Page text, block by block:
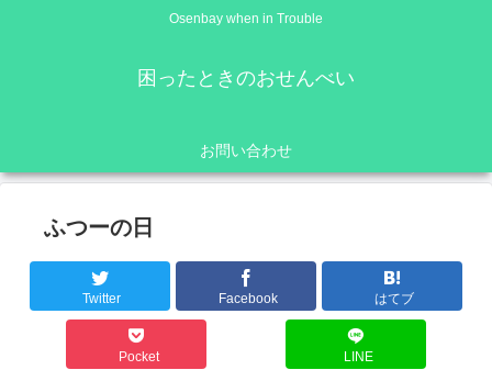
Osenbay when in Trouble
困ったときのおせんべい
お問い合わせ
ふつーの日
Twitter Facebook はてブ
Pocket LINE